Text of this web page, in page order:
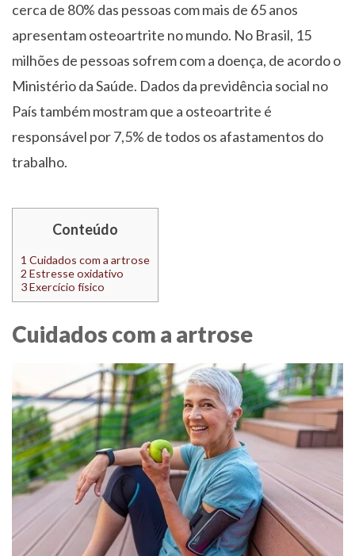
cerca de 80% das pessoas com mais de 65 anos
apresentam osteoartrite no mundo. No Brasil, 15
milhões de pessoas sofrem com a doença, de acordo o
Ministério da Saúde. Dados da previdência social no
País também mostram que a osteoartrite é
responsável por 7,5% de todos os afastamentos do
trabalho.
Conteúdo
1 Cuidados com a artrose
2 Estresse oxidativo
3Exercício físico
Cuidados com a artrose